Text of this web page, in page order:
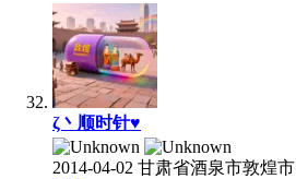
ζ丶顺时针♥
2014-04-02 甘肃省酒泉市敦煌市